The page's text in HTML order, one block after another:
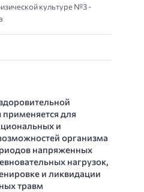
культуре №3 -
для
и
организма
напряженных
нагрузок,
и ликвидации
травм